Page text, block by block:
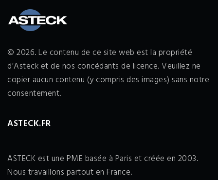
© 2026. Le contenu de ce site web est la propriété
d’Asteck et de nos concédants de licence. Veuillez ne
copier aucun contenu (y compris des images) sans notre
consentement.
ASTECK.FR
ASTECK est une PME basée à Paris et créée en 2003.
Nous travaillons partout en France.